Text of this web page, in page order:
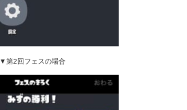
▼第2回フェスの場合